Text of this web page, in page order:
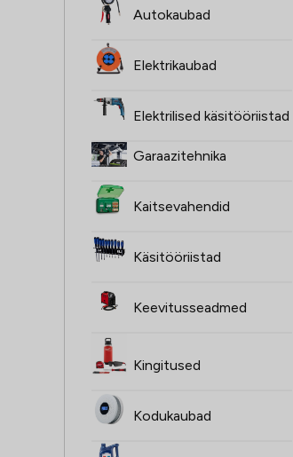
Autokaubad
Elektrikaubad
Elektrilised käsitööriistad
Garaazitehnika
Kaitsevahendid
Käsitööriistad
Keevitusseadmed
Kingitused
Kodukaubad